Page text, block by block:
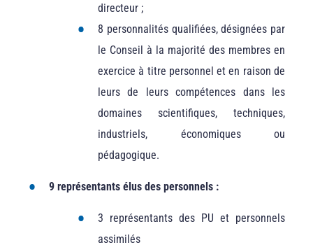
directeur ;
8 personnalités qualifiées, désignées par
le Conseil à la majorité des membres en
exercice à titre personnel et en raison de
leurs de leurs compétences dans les
domaines scientifiques, techniques,
industriels, économiques ou
pédagogique.
9 représentants élus des personnels :
3 représentants des PU et personnels
assimilés